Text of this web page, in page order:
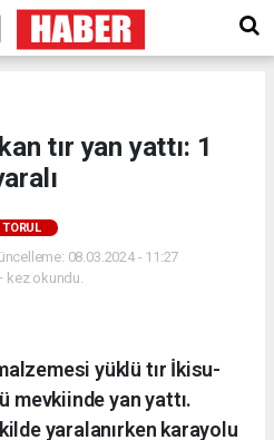
tır yan yattı: 1
TORUL
08.03.2024 - 11:27
kez okundu.
yüklü tır İkisu-
mevkiinde yan yattı.
yaralanırken karayolu